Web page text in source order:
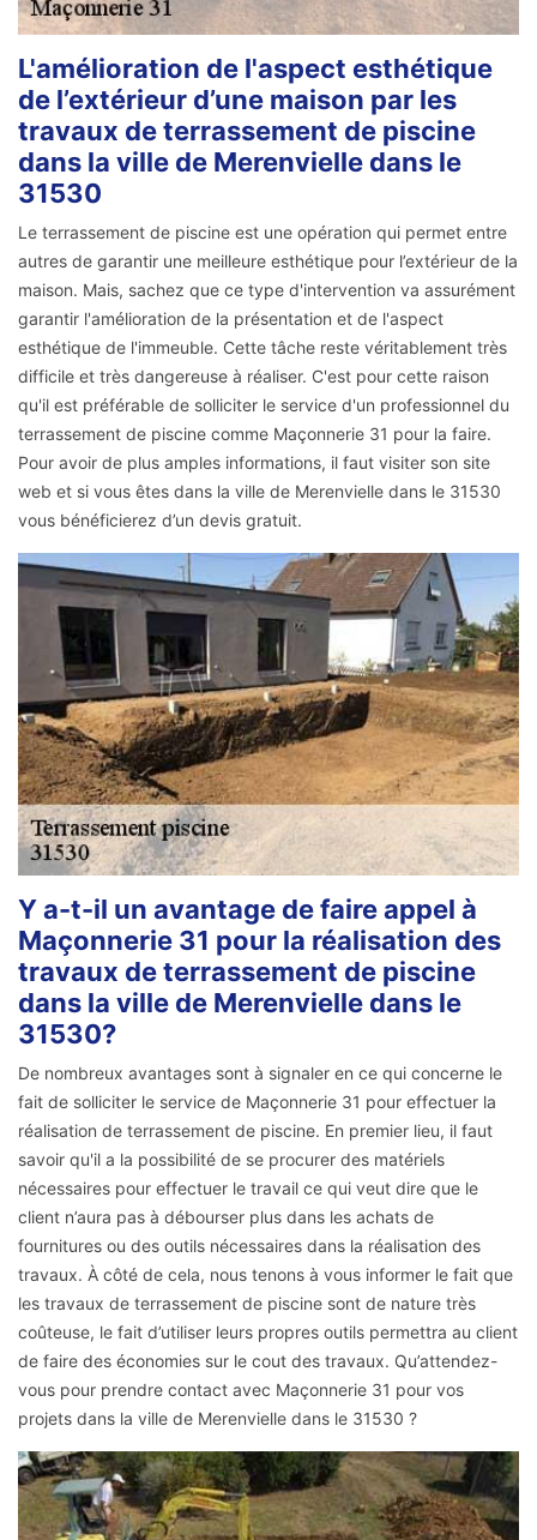
L'amélioration de l'aspect esthétique
de l’extérieur d’une maison par les
travaux de terrassement de piscine
dans la ville de Merenvielle dans le
31530
Le terrassement de piscine est une opération qui permet entre
autres de garantir une meilleure esthétique pour l’extérieur de la
maison. Mais, sachez que ce type d'intervention va assurément
garantir l'amélioration de la présentation et de l'aspect
esthétique de l'immeuble. Cette tâche reste véritablement très
difficile et très dangereuse à réaliser. C'est pour cette raison
qu'il est préférable de solliciter le service d'un professionnel du
terrassement de piscine comme Maçonnerie 31 pour la faire.
Pour avoir de plus amples informations, il faut visiter son site
web et si vous êtes dans la ville de Merenvielle dans le 31530
vous bénéficierez d’un devis gratuit.
Y a-t-il un avantage de faire appel à
Maçonnerie 31 pour la réalisation des
travaux de terrassement de piscine
dans la ville de Merenvielle dans le
31530?
De nombreux avantages sont à signaler en ce qui concerne le
fait de solliciter le service de Maçonnerie 31 pour effectuer la
réalisation de terrassement de piscine. En premier lieu, il faut
savoir qu'il a la possibilité de se procurer des matériels
nécessaires pour effectuer le travail ce qui veut dire que le
client n’aura pas à débourser plus dans les achats de
fournitures ou des outils nécessaires dans la réalisation des
travaux. À côté de cela, nous tenons à vous informer le fait que
les travaux de terrassement de piscine sont de nature très
coûteuse, le fait d’utiliser leurs propres outils permettra au client
de faire des économies sur le cout des travaux. Qu’attendez-
vous pour prendre contact avec Maçonnerie 31 pour vos
projets dans la ville de Merenvielle dans le 31530 ?